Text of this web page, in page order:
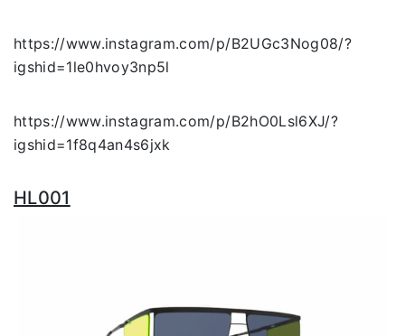
https://www.instagram.com/p/B2UGc3Nog08/?
igshid=1le0hvoy3np5l
https://www.instagram.com/p/B2hO0Lsl6XJ/?
igshid=1f8q4an4s6jxk
HL001